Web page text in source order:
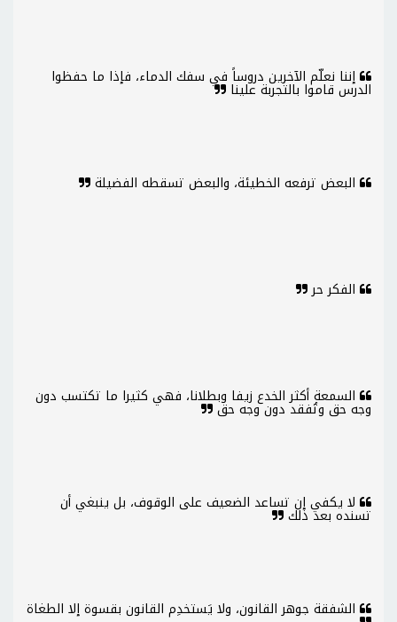
إننا نعلّم الآخرين دروساً في سفك الدماء، فإذا ما حفظوا
الدرس قاموا بالتجربة علينا
البعض ترفعه الخطيئة، والبعض تسقطه الفضيلة
الفكر حر
السمعة أكثر الخدع زيفا وبطلانا، فهي كثيرا ما تكتسب دون
وجه حق وتُفقد دون وجه حق
لا يكفي إن تساعد الضعيف على الوقوف، بل ينبغي أن
تسنده بعد ذلك
الشفقة جوهر القانون، ولا يَستخدِم القانون بقسوة إلا الطغاة